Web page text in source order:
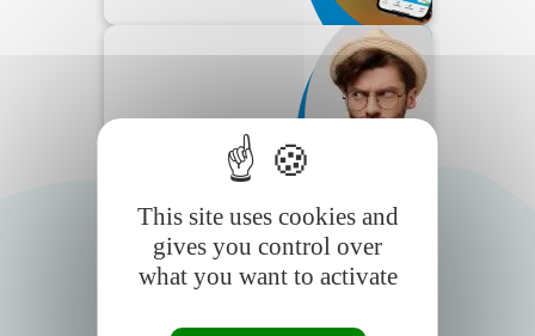
Camping-caristes
This site uses cookies and
gives you control over
what you want to activate